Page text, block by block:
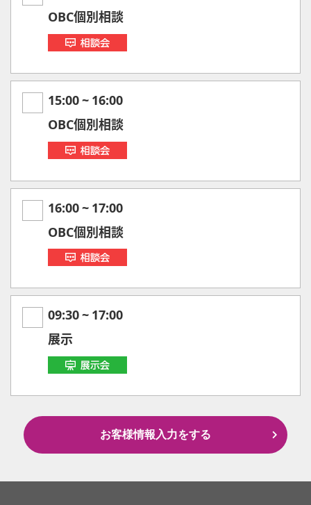
OBC個別相談
15:00 ~ 16:00
OBC個別相談
16:00 ~ 17:00
OBC個別相談
09:30 ~ 17:00
展示
お客様情報入力をする